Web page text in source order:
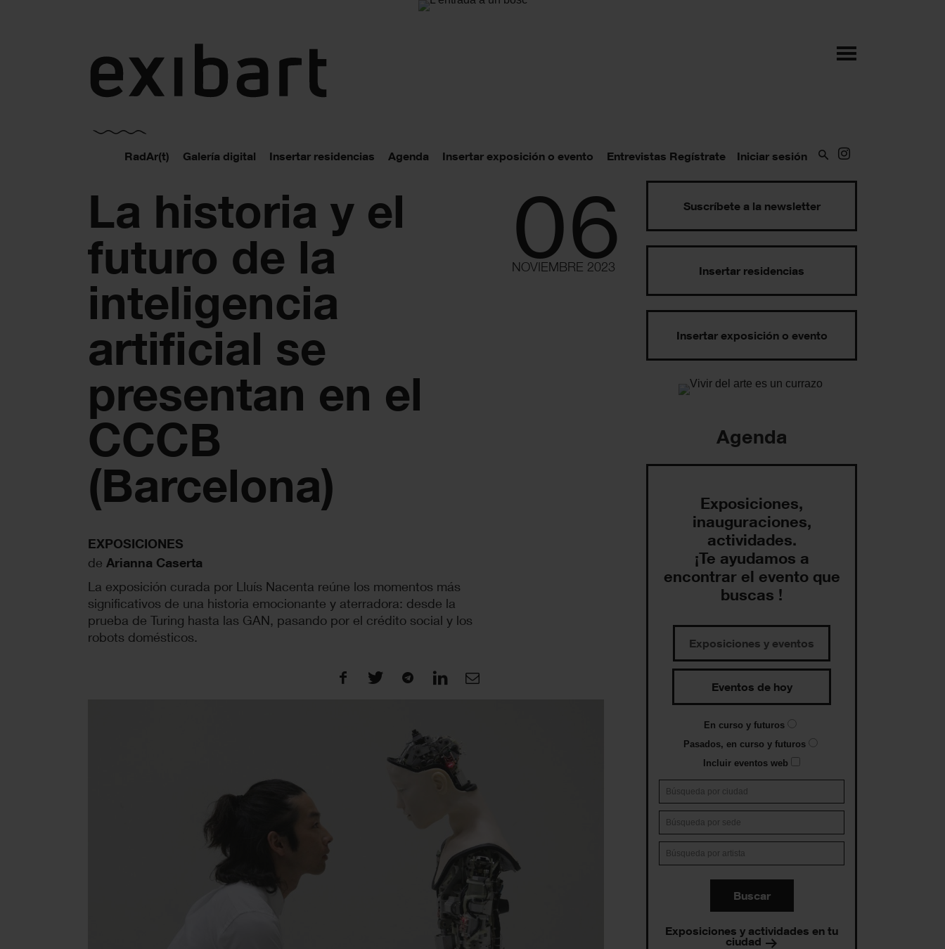
RadAr(t) Galería digital Insertar residencias Agenda Insertar exposición o evento Entrevistas Regístrate Iniciar sesión
06
NOVIEMBRE 2023
La historia y el
futuro de la
inteligencia
artificial se
presentan en el
CCCB
(Barcelona)
EXPOSICIONES
de Arianna Caserta
La exposición curada por Lluís Nacenta reúne los momentos más
significativos de una historia emocionante y aterradora: desde la
prueba de Turing hasta las GAN, pasando por el crédito social y los
robots domésticos.
Suscríbete a la newsletter
Insertar residencias
Insertar exposición o evento
Agenda
Exposiciones,
inauguraciones,
actividades.
¡Te ayudamos a
encontrar el evento que
buscas !
Exposiciones y eventos
Eventos de hoy
En curso y futuros
Pasados, en curso y futuros
Incluir eventos web
Buscar
Exposiciones y actividades en tu
ciudad